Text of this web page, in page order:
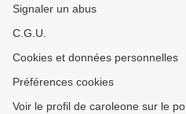
Signaler un abus
C.G.U.
Cookies et données personnelles
Préférences cookies
Voir le profil de caroleone sur le